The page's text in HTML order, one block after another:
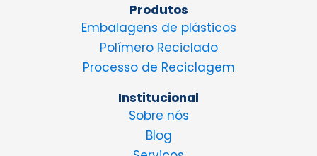
Produtos
Embalagens de plásticos
Polímero Reciclado
Processo de Reciclagem
Institucional
Sobre nós
Blog